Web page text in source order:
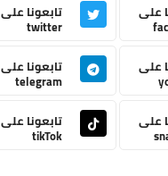
على تابعونا على
twitter
على
تابعونا على
telegram
على
تابعونا على
tikTok